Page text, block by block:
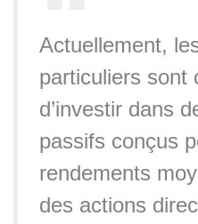
Actuellement,
particuliers sont
d’investir dans
passifs conçus
rendements
des actions